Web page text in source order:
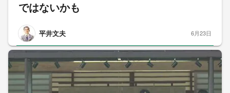
ではないかも
平井文夫 6月23日